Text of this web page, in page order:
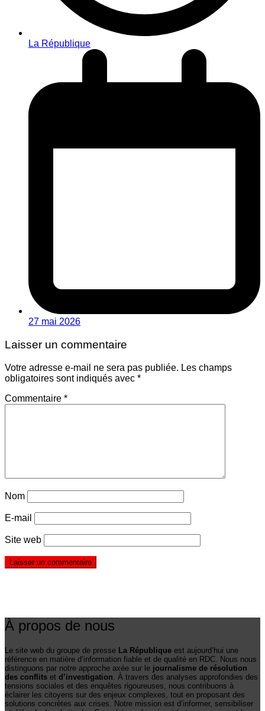
La République
27 mai 2026
Laisser un commentaire
Votre adresse e-mail ne sera pas publiée. Les champs
obligatoires sont indiqués avec *
Commentaire *
Nom
E-mail
Site web
À propos de nous
Le site web du groupe de presse La République est aujourd’hui une
référence en matière d’information fiable et de qualité en RDC. Nous nous
distinguons par notre approche axée sur le journalisme de résolution
des conflits et d’investigation . À travers des analyses approfondies des
tensions sociales et des enquêtes rigoureuses, nous contribuons à
éclairer les citoyens sur des enjeux complexes, tout en proposant des
solutions concrètes aux crises. Notre mission est d’informer, sensibiliser